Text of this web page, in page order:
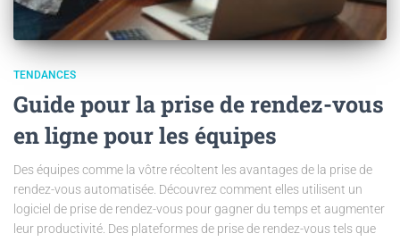
TENDANCES
Guide pour la prise de rendez-vous
en ligne pour les équipes
Des équipes comme la vôtre récoltent les avantages de la prise de
rendez-vous automatisée. Découvrez comment elles utilisent un
logiciel de prise de rendez-vous pour gagner du temps et augmenter
leur productivité. Des plateformes de prise de rendez-vous tels que